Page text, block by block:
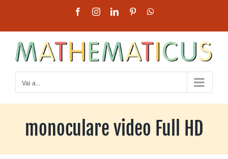
contenuto
FacebookInstagramLinkedInPinterest
Vai a...
monoculare video Full HD